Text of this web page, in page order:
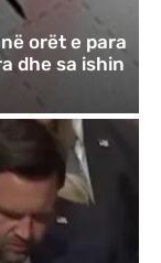
orët e para
dhe sa ishin